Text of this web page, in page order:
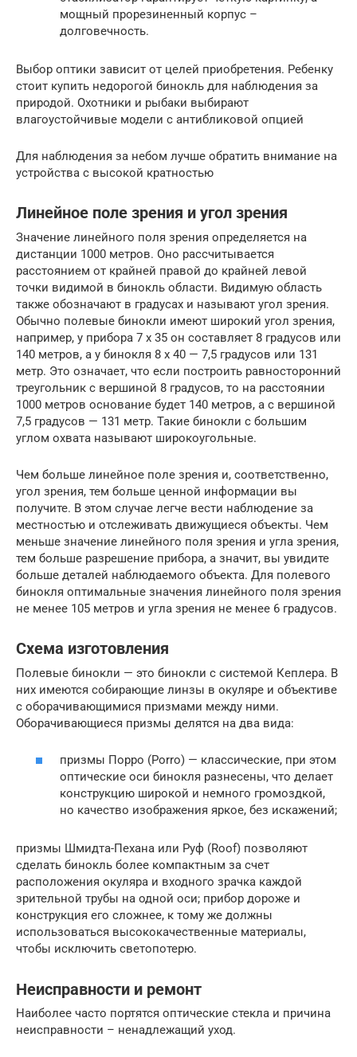
мощный прорезиненный корпус –
долговечность.
Выбор оптики зависит от целей приобретения. Ребенку
стоит купить недорогой бинокль для наблюдения за
природой. Охотники и рыбаки выбирают
влагоустойчивые модели с антибликовой опцией
Для наблюдения за небом лучше обратить внимание на
устройства с высокой кратностью
Линейное поле зрения и угол зрения
Значение линейного поля зрения определяется на
дистанции 1000 метров. Оно рассчитывается
расстоянием от крайней правой до крайней левой
точки видимой в бинокль области. Видимую область
также обозначают в градусах и называют угол зрения.
Обычно полевые бинокли имеют широкий угол зрения,
например, у прибора 7 х 35 он составляет 8 градусов или
140 метров, а у бинокля 8 х 40 — 7,5 градусов или 131
метр. Это означает, что если построить равносторонний
треугольник с вершиной 8 градусов, то на расстоянии
1000 метров основание будет 140 метров, а с вершиной
7,5 градусов — 131 метр. Такие бинокли с большим
углом охвата называют широкоугольные.
Чем больше линейное поле зрения и, соответственно,
угол зрения, тем больше ценной информации вы
получите. В этом случае легче вести наблюдение за
местностью и отслеживать движущиеся объекты. Чем
меньше значение линейного поля зрения и угла зрения,
тем больше разрешение прибора, а значит, вы увидите
больше деталей наблюдаемого объекта. Для полевого
бинокля оптимальные значения линейного поля зрения
не менее 105 метров и угла зрения не менее 6 градусов.
Схема изготовления
Полевые бинокли — это бинокли с системой Кеплера. В
них имеются собирающие линзы в окуляре и объективе
с оборачивающимися призмами между ними.
Оборачивающиеся призмы делятся на два вида:
призмы Порро (Porro) — классические, при этом
оптические оси бинокля разнесены, что делает
конструкцию широкой и немного громоздкой,
но качество изображения яркое, без искажений;
призмы Шмидта-Пехана или Руф (Roof) позволяют
сделать бинокль более компактным за счет
расположения окуляра и входного зрачка каждой
зрительной трубы на одной оси; прибор дороже и
конструкция его сложнее, к тому же должны
использоваться высококачественные материалы,
чтобы исключить светопотерю.
Неисправности и ремонт
Наиболее часто портятся оптические стекла и причина
неисправности – ненадлежащий уход.